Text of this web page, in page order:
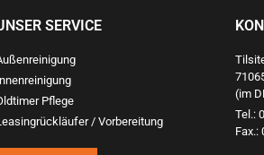
SERVICE
Pflege
/ Vorbereitung
(im
Tel.:
Fax.: